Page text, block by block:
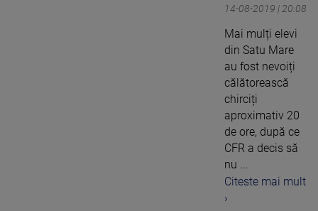
14-08-2019 | 20:08
Mai mulți elevi
din Satu Mare
au fost nevoiți
călătorească
chirciți
aproximativ 20
de ore, după ce
CFR a decis să
nu ...
Citeste mai mult
›